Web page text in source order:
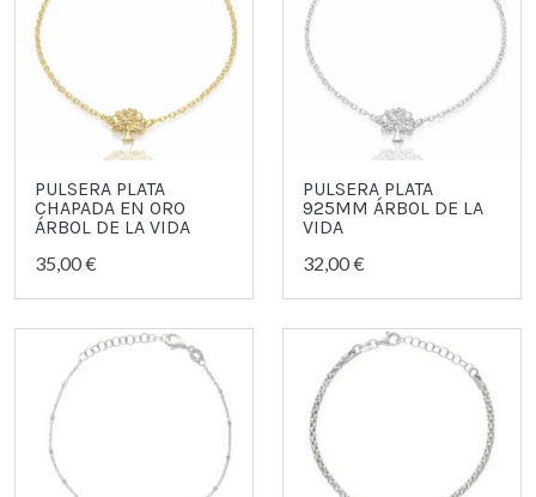
PULSERA PLATA
CHAPADA EN ORO
ÁRBOL DE LA VIDA
35,00 €
PULSERA PLATA
925MM ÁRBOL DE LA
VIDA
32,00 €